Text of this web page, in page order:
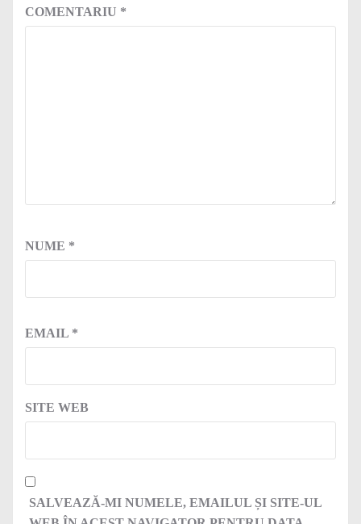
COMENTARIU *
NUME *
EMAIL *
SITE WEB
SALVEAZĂ-MI NUMELE, EMAILUL ȘI SITE-UL